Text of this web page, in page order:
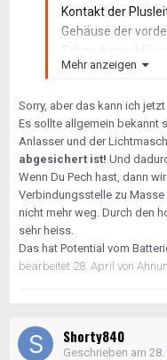
Kontakt der
Gehäuse der
Mehr anzeigen
Sorry, aber das kann ich
Es sollte allgemein bekannt
Anlasser und der
abgesichert ist! Und
Wenn Du Pech hast, dann
Verbindungsstelle zu
nicht mehr weg. Durch den
sehr heiss.
Das hat Potential vom
bearbeitet 28. April von
Shorty840
Geschrieben am 28.